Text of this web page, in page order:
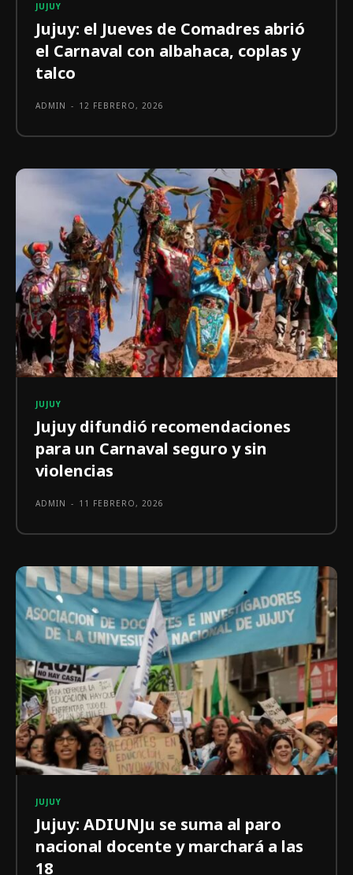
JUJUY
Jujuy: el Jueves de Comadres abrió
el Carnaval con albahaca, coplas y
talco
ADMIN - 12 FEBRERO, 2026
JUJUY
Jujuy difundió recomendaciones
para un Carnaval seguro y sin
violencias
ADMIN - 11 FEBRERO, 2026
JUJUY
Jujuy: ADIUNJu se suma al paro
nacional docente y marchará a las
18